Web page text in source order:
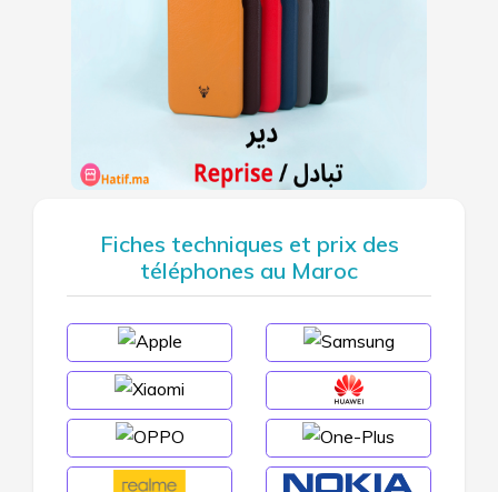
Fiches techniques et prix des
téléphones au Maroc